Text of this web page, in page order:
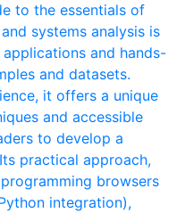
to the essentials of
systems analysis is
and hands-
and datasets.
it offers a unique
and accessible
to develop a
practical approach,
browsers
integration),